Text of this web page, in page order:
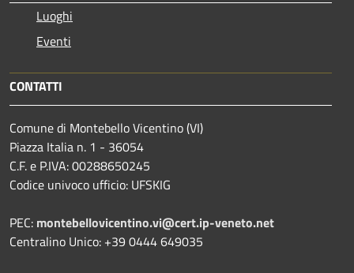
Luoghi
Eventi
CONTATTI
Comune di Montebello Vicentino (VI)
Piazza Italia n. 1 - 36054
C.F. e P.IVA: 00288650245
Codice univoco ufficio: UFSKIG
PEC: montebellovicentino.vi@cert.ip-veneto.net
Centralino Unico: +39 0444 649035